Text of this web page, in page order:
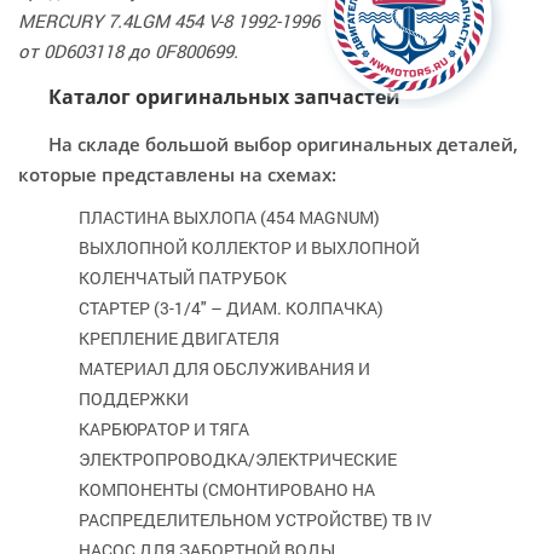
MERCURY 7.4LGM 454 V-8 1992-1996
от 0D603118 до 0F800699.
Каталог оригинальных запчастей
На складе большой выбор оригинальных деталей,
которые представлены на схемах:
ПЛАСТИНА ВЫХЛОПА (454 MAGNUM)
ВЫХЛОПНОЙ КОЛЛЕКТОР И ВЫХЛОПНОЙ
КОЛЕНЧАТЫЙ ПАТРУБОК
СТАРТЕР (3-1/4" – ДИАМ. КОЛПАЧКА)
КРЕПЛЕНИЕ ДВИГАТЕЛЯ
МАТЕРИАЛ ДЛЯ ОБСЛУЖИВАНИЯ И
ПОДДЕРЖКИ
КАРБЮРАТОР И ТЯГА
ЭЛЕКТРОПРОВОДКА/ЭЛЕКТРИЧЕСКИЕ
КОМПОНЕНТЫ (СМОНТИРОВАНО НА
РАСПРЕДЕЛИТЕЛЬНОМ УСТРОЙСТВЕ) TB IV
НАСОС ДЛЯ ЗАБОРТНОЙ ВОДЫ